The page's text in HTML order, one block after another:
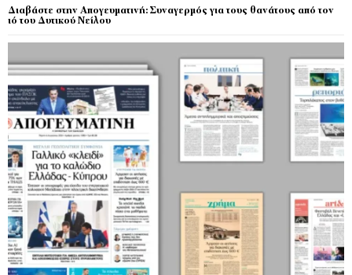
Διαβάστε στην Απογευματινή: Συναγερμός για τους θανάτους από τον
ιό του Δυτικού Νείλου